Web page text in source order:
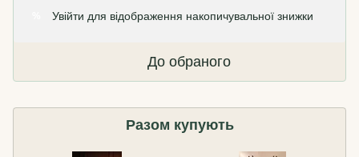
Увійти для відображення накопичувальної знижки
До обраного
Разом купують